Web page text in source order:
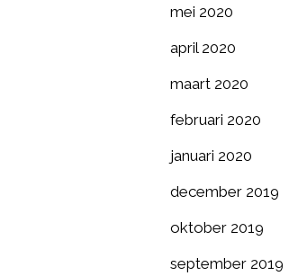
mei 2020
april 2020
maart 2020
februari 2020
januari 2020
december 2019
oktober 2019
september 2019